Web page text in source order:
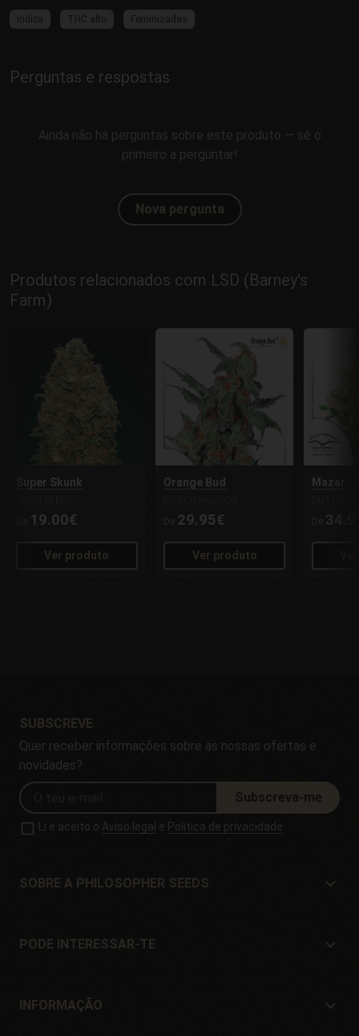
Indica THC alto Feminizadas
Perguntas e respostas
Ainda não há perguntas sobre este produto — sê o
primeiro a perguntar!
Nova pergunta
Produtos relacionados com LSD (Barney's
Farm)
Super Skunk
19.00€
Ver produto
Orange Bud
De 29.95€
Ver produto
Mazar
De
SUBSCREVE
Quer receber informações sobre as nossas ofertas e
novidades?
Subscreva-me
Li e aceito o Aviso legal e Política de privacidade
SOBRE A PHILOSOPHER SEEDS
Localização e Contacto
PODE INTERESSAR-TE
Ofertas
INFORMAÇÃO